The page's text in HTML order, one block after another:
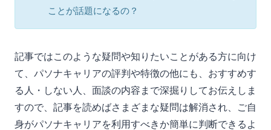
ことが話題になるの？
記事ではこのような疑問や知りたいことがある方に向け
て、パソナキャリアの評判や特徴の他にも、おすすめす
る人・しない人、面談の内容まで深掘りしてお伝えしま
すので、記事を読めばさまざまな疑問は解消され、ご自
身がパソナキャリアを利用すべきか簡単に判断できるよ